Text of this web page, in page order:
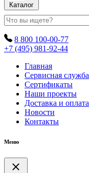
Каталог
8 800 100-00-77
+7 (495) 981-92-44
Главная
Сервисная служба
Сертификаты
Наши проекты
Доставка и оплата
Новости
Контакты
Меню